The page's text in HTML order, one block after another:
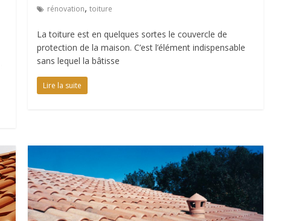
rénovation,toiture
La toiture est en quelques sortes le couvercle de
protection de la maison. C’est l’élément indispensable
sans lequel la bâtisse
Lire la suite